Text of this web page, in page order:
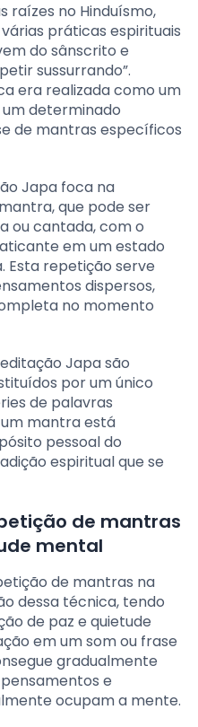
raízes no Hinduísmo,
práticas espirituais
do sânscrito e
sussurrando”.
era realizada como um
determinado
de mantras específicos
Japa foca na
que pode ser
ou cantada, com o
em um estado
Esta repetição serve
dispersos,
no momento
Japa são
por um único
de palavras
mantra está
pessoal do
espiritual que se
de mantras
mental
de mantras na
dessa técnica, tendo
de paz e quietude
em um som ou frase
gradualmente
e
ocupam a mente.